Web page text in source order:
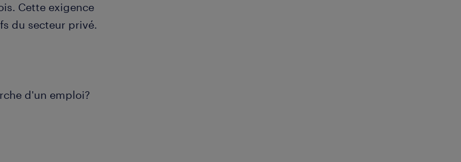
Cette exigence
du secteur privé.
d'un emploi?